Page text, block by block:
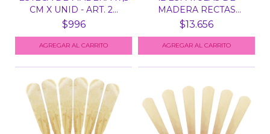
CM X UNID - ART. 2...
$996
MADERA RECTAS
GRANDES 30...
$13.656